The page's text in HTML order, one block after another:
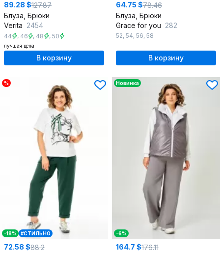
89.28 $127.87
Блуза, Брюки
Verita 2454
44 , 46 , 48 , 50
лучшая цена
В корзину
64.75 $78.46
Блуза, Брюки
Grace for you 282
52, 54, 56, 58
В корзину
%
-18% #СТИЛЬНО
72.58 $88.2
Новинка
-6%
164.7 $176.11